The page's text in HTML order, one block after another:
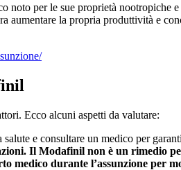
per le sue proprietà
aumentare la propria produttività e
Ecco alcuni aspetti da valutare:
salute e consultare un medico per
Il Modafinil non è un rimedio
medico durante l’assunzione per